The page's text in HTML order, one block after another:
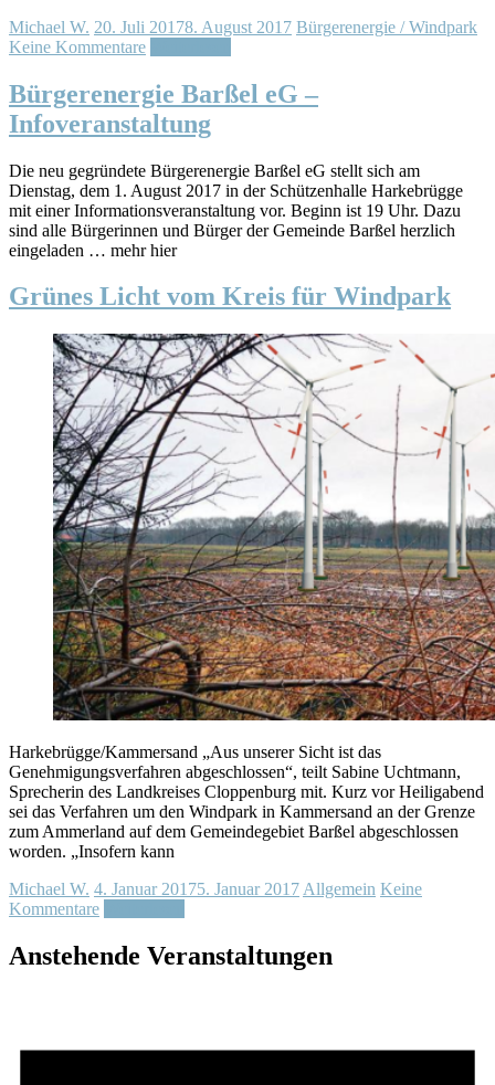
Michael W. 20. Juli 20178. August 2017 Bürgerenergie / Windpark
Keine Kommentare
Bürgerenergie Barßel eG –
Infoveranstaltung
Die neu gegründete Bürgerenergie Barßel eG stellt sich am
Dienstag, dem 1. August 2017 in der Schützenhalle Harkebrügge
mit einer Informationsveranstaltung vor. Beginn ist 19 Uhr. Dazu
sind alle Bürgerinnen und Bürger der Gemeinde Barßel herzlich
eingeladen … mehr hier
Grünes Licht vom Kreis für Windpark
Harkebrügge/Kammersand „Aus unserer Sicht ist das
Genehmigungsverfahren abgeschlossen“, teilt Sabine Uchtmann,
Sprecherin des Landkreises Cloppenburg mit. Kurz vor Heiligabend
sei das Verfahren um den Windpark in Kammersand an der Grenze
zum Ammerland auf dem Gemeindegebiet Barßel abgeschlossen
worden. „Insofern kann
Michael W. 4. Januar 20175. Januar 2017 Allgemein Keine
Kommentare
Anstehende Veranstaltungen